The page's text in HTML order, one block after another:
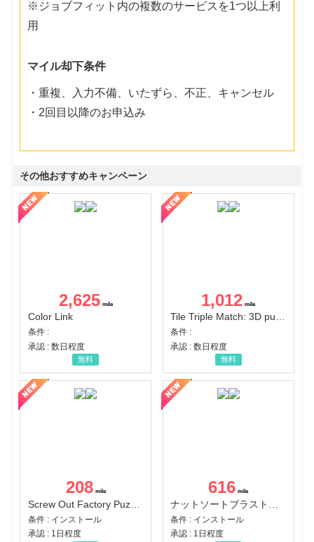
※ジョブフィット内の複数のサービスを1つ以上利
用
マイル却下条件
・重複、入力不備、いたずら、不正、キャンセル
・2回目以降のお申込み
その他おすすめキャンペーン
2,625
Color Link
条件 :
承認 : 数日程度
無料
1,012
Tile Triple Match: 3D puzzle
条件 :
承認 : 数日程度
無料
208
Screw Out Factory Puzzle 3D（経験値バーのマイルストーンを5にする（ユーザーレベル5に到達する））（Android）
条件 : インストール
承認 : 1日程度
616
条件 : インストール
承認 : 1日程度